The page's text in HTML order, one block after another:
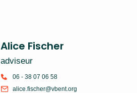
Alice Fischer
adviseur
06 - 38 07 06 58
alice.fischer@vbent.org